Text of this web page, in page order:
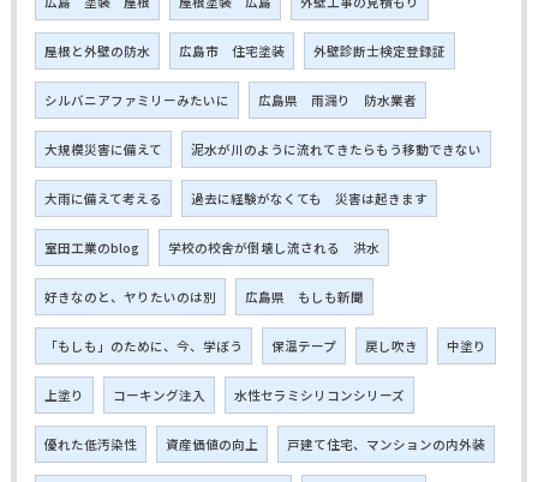
屋根と外壁の防水 広島市 住宅塗装 外壁診断士検定登録証
シルバニアファミリーみたいに 広島県 雨漏り 防水業者
大規模災害に備えて 泥水が川のように流れてきたらもう移動できない
大雨に備えて考える 過去に経験がなくても 災害は起きます
室田工業のblog 学校の校舎が倒壊し流される 洪水
好きなのと、ヤりたいのは別 広島県 もしも新聞
「もしも」のために、今、学ぼう 保温テープ 戻し吹き 中塗り
上塗り コーキング注入 水性セラミシリコンシリーズ
優れた低汚染性 資産価値の向上 戸建て住宅、マンションの内外装